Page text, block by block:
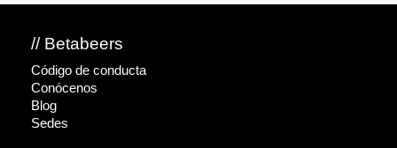
// Betabeers
Código de conducta
Conócenos
Blog
Sedes